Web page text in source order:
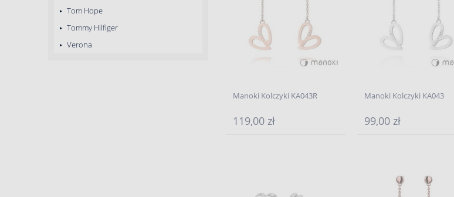
Tom Hope
Tommy Hilfiger
Verona
Manoki Kolczyki KA043R
119,00 zł
Manoki Kolczyki KA043
99,00 zł